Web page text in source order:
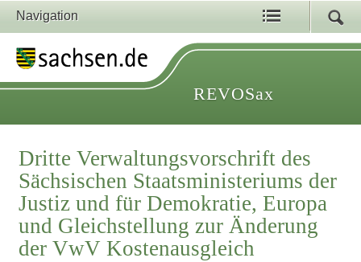
Navigation
REVOSax
Dritte Verwaltungsvorschrift des
Sächsischen Staatsministeriums der
Justiz und für Demokratie, Europa
und Gleichstellung zur Änderung
der VwV Kostenausgleich